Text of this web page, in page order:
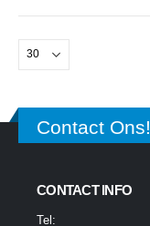
Contact Ons!
CONTACT INFO
Tel: